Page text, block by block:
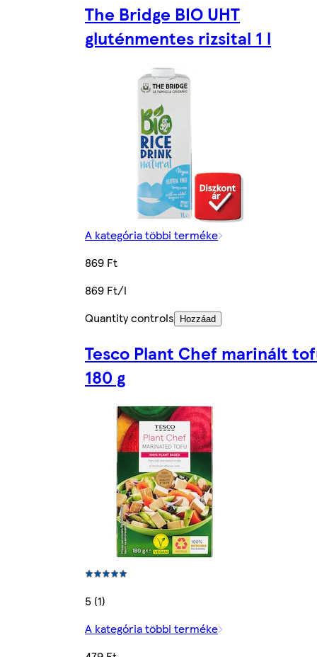
The Bridge BIO UHT
gluténmentes rizsital 1 l
A kategória többi terméke
869 Ft
869 Ft/l
Quantity controls
Hozzáad
Tesco Plant Chef marinált
180 g
5 (1)
A kategória többi terméke